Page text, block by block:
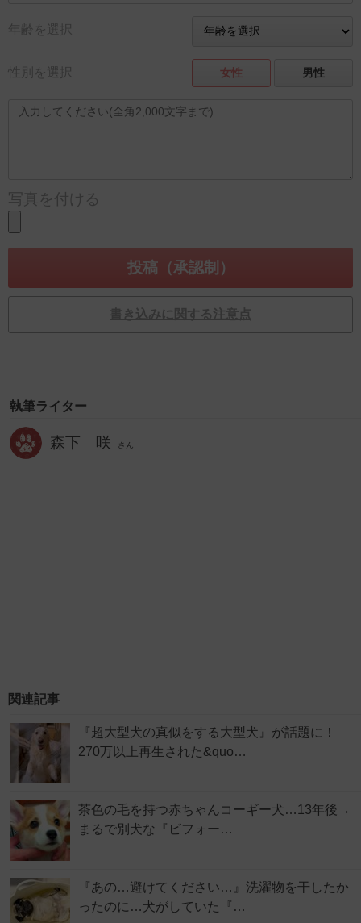
年齢を選択
性別を選択 女性 男性
写真を付ける
書き込みに関する注意点
執筆ライター
森下 咲 さん
関連記事
『超大型犬の真似をする大型犬』が話題に！
270万以上再生された&quo…
茶色の毛を持つ赤ちゃんコーギー犬…13年後→
まるで別犬な『ビフォー…
『あの…避けてください…』洗濯物を干したか
ったのに…犬がしていた『…